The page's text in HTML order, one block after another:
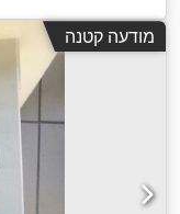
,
מודעה קטנה